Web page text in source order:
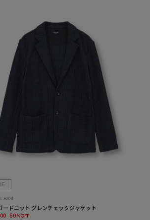
BIGI
ードニット グレンチェックジャケット
50%OFF